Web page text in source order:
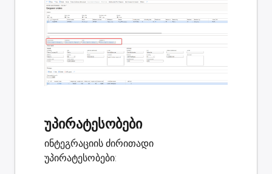
უპირატესობები
ინტეგრაციის ძირითადი
უპირატესობები: